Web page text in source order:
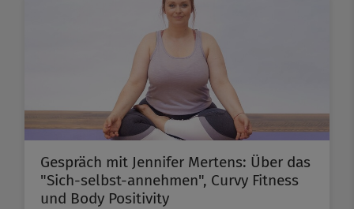
Gespräch mit Jennifer Mertens: Über das
"Sich-selbst-annehmen", Curvy Fitness
und Body Positivity